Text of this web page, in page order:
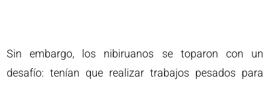
Sin embargo, los nibiruanos se toparon con un
desafío: tenían que realizar trabajos pesados para